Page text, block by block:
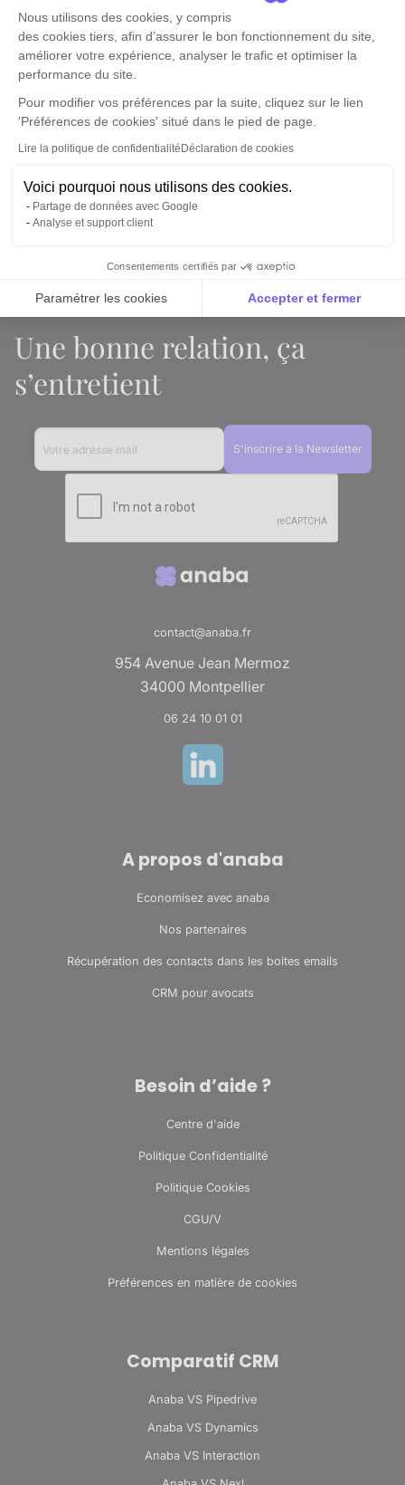
Nous utilisons des cookies, y compris
des cookies tiers, afin d’assurer le bon fonctionnement du site,
améliorer votre expérience, analyser le trafic et optimiser la
performance du site.
Pour modifier vos préférences par la suite, cliquez sur le lien
'Préférences de cookies' situé dans le pied de page.
Lire la politique de confidentialité Déclaration de cookies
Voici pourquoi nous utilisons des cookies.
Partage de données avec Google
Analyse et support client
Consentements certifiés par
Paramétrer les cookies Accepter et fermer
Notre plateforme vous permet d'adapter et de gérer
Cas d'usages
Demander une démo
Une bonne relation, ça
s’entretient
contact@anaba.fr
954 Avenue Jean Mermoz
34000 Montpellier
06 24 10 01 01
A propos d'anaba
Economisez avec anaba
Nos partenaires
Récupération des contacts dans les boites emails
CRM pour avocats
Besoin d’aide ?
Centre d'aide
Politique Confidentialité
Politique Cookies
CGU/V
Mentions légales
Préférences en matière de cookies
Comparatif CRM
Anaba VS Pipedrive
Anaba VS Dynamics
Anaba VS Interaction